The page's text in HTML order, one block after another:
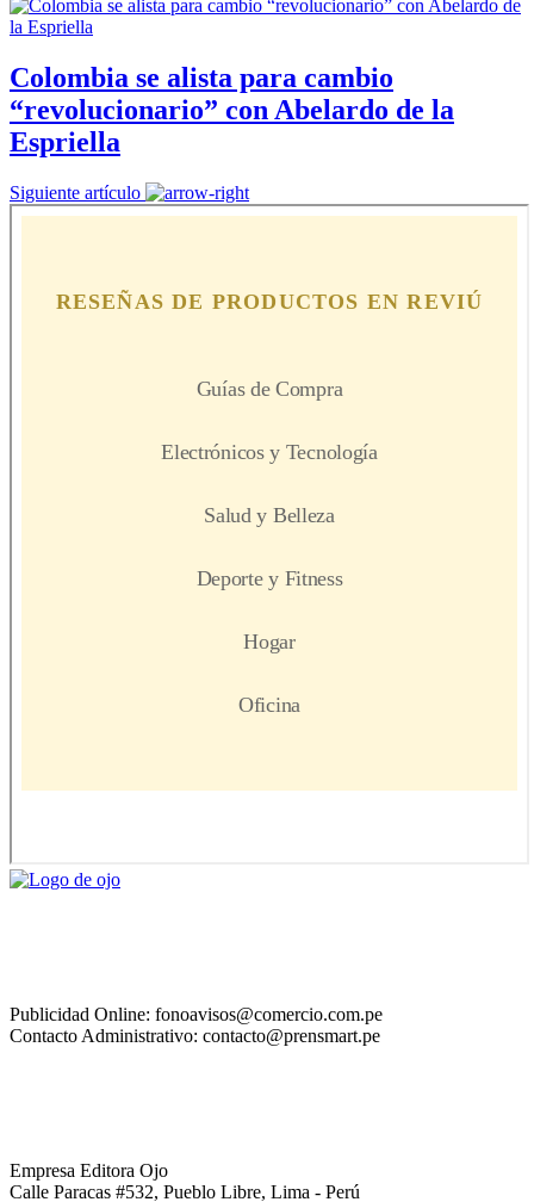
Colombia se alista para cambio
“revolucionario” con Abelardo de la
Espriella
Siguiente artículo
Publicidad Online: fonoavisos@comercio.com.pe
Contacto Administrativo: contacto@prensmart.pe
Empresa Editora Ojo
Calle Paracas #532, Pueblo Libre, Lima - Perú